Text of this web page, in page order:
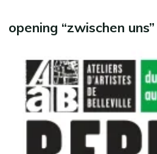
opening “zwischen